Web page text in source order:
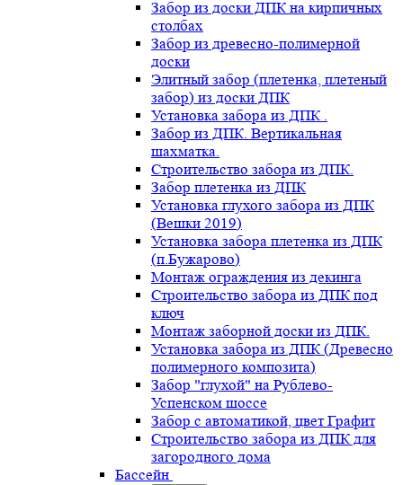
Забор из доски ДПК на кирпичных
столбах
Забор из древесно-полимерной
доски
Элитный забор (плетенка, плетеный
забор) из доски ДПК
Установка забора из ДПК .
Забор из ДПК. Вертикальная
шахматка.
Строительство забора из ДПК.
Забор плетенка из ДПК
Установка глухого забора из ДПК
(Вешки 2019)
Установка забора плетенка из ДПК
(п.Бужарово)
Монтаж ограждения из декинга
Строительство забора из ДПК под
ключ
Монтаж заборной доски из ДПК.
Установка забора из ДПК (Древесно
полимерного композита)
Забор "глухой" на Рублево-
Успенском шоссе
Забор с автоматикой, цвет Графит
Строительство забора из ДПК для
загородного дома
Бассейн